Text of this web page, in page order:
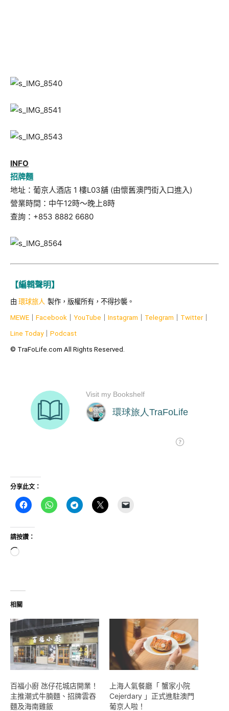
INFO
招牌麵
地址：葡京人酒店 1 樓L03舖 (由懷舊澳門街入口進入)
營業時間：中午12時～晚上8時
查詢：+853 8882 6680
【編輯聲明】
由 環球旅人 製作，版權所有，不得抄襲。
MEWE Facebook YouTube Instagram Telegram Twitter｜
Line Today｜ Podcast
© TraFoLife.com All Rights Reserved.
分享此文：
請按讚：
正
入...
相關
百福小廚 氹仔花城店開業！
主推潮式牛腩麵、招牌雲吞
麵及海南雞飯
上海人氣餐廳「 蟹家小院
Cejerdary 」正式進駐澳門
葡京人啦！